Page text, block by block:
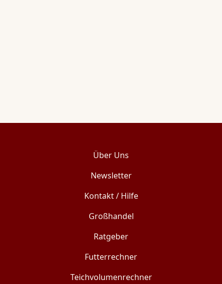
Über Uns
Newsletter
Kontakt / Hilfe
Großhandel
Ratgeber
Futterrechner
Teichvolumenrechner